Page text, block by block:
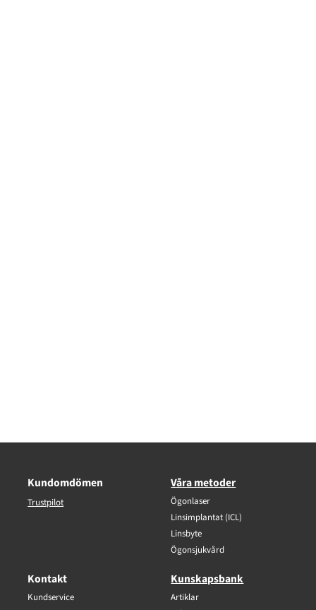
Kundomdömen
Trustpilot
Våra metoder
Ögonlaser
Linsimplantat (ICL)
Linsbyte
Ögonsjukvård
Kontakt
Kundservice
Kunskapsbank
Artiklar